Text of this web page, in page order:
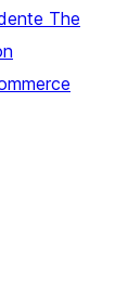
The